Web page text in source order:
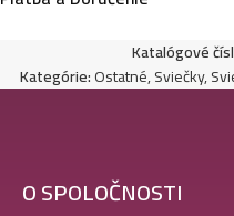
Katalógové
Kategórie:Ostatné,Sviečky,
O SPOLOČNOSTI